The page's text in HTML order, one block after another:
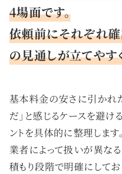
4場面です。
依頼前にそれぞれ確
の見通しが立てやす
基本料金の安さに引かれ
だ」と感じるケースを避け
ントを具体的に整理します。
業者によって扱いが異な
積もり段階で明確にしてお